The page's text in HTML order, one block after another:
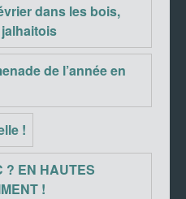
dans les bois,
de l’année en
!
? EN HAUTES
!